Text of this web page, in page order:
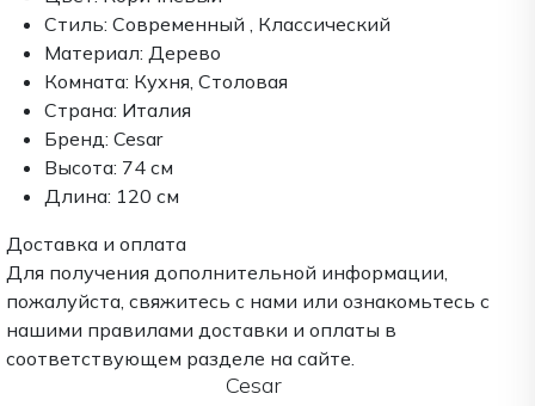
Стиль: Современный , Классический
Материал: Дерево
Комната: Кухня, Столовая
Страна: Италия
Бренд: Cesar
Высота: 74 см
Длина: 120 см
Доставка и оплата
Для получения дополнительной информации,
пожалуйста, свяжитесь с нами или ознакомьтесь с
нашими правилами доставки и оплаты в
соответствующем разделе на сайте.
Cesar